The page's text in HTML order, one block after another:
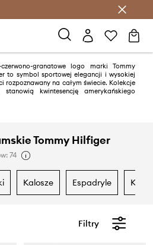
z Answear Club >
czerwono-granatowe logo marki Tommy
to symbol sportowej elegancji i wysokiej
rozpoznawany na całym świecie. Kolekcje
stanowią kwintesencję amerykańskiego
Tommy Hilfiger
74
kalosze espadryle
Filtry